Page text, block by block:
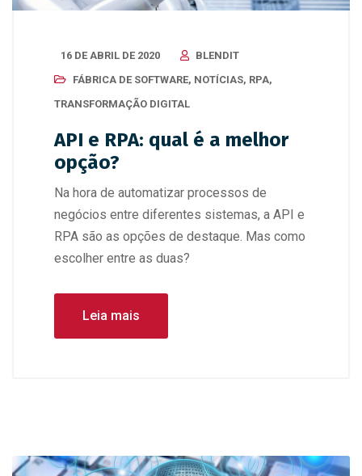
16 DE ABRIL DE 2020
BLENDIT
FÁBRICA DE SOFTWARE, NOTÍCIAS, RPA,
TRANSFORMAÇÃO DIGITAL
API e RPA: qual é a melhor
opção?
Na hora de automatizar processos de
negócios entre diferentes sistemas, a API e
RPA são as opções de destaque. Mas como
escolher entre as duas?
Leia mais